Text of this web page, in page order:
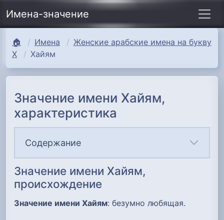
Имена-значение
🏠 Имена
Женские арабские имена на букву
Х
Хайям
Значение имени Хайям,
характеристика
Содержание
Значение имени Хайям,
происхождение
Значение имени Хайям: безумно любящая.